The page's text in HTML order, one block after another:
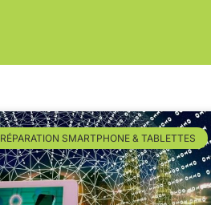
RÉPARATION SMARTPHONE & TABLETTES